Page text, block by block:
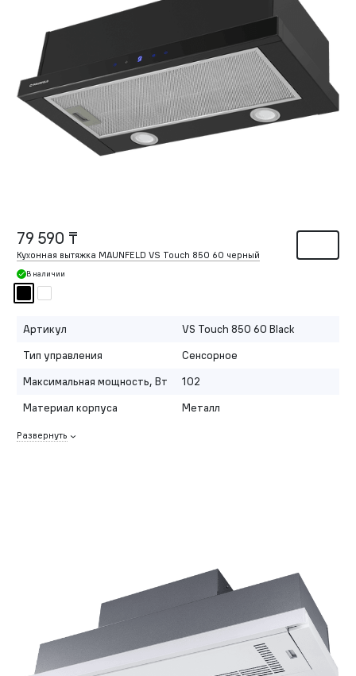
79 590 ₸
Кухонная вытяжка MAUNFELD VS Touch 850 60 черный
В наличии
Артикул
VS Touch 850 60 Black
Тип управления
Сенсорное
Максимальная мощность, Вт
102
Материал корпуса
Металл
Развернуть